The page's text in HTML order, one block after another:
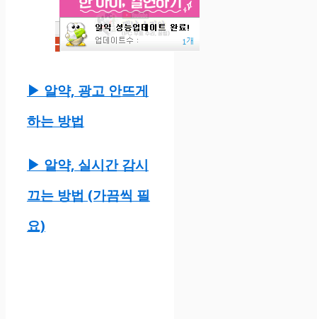
▶ 알약, 광고 안뜨게
하는 방법
▶ 알약, 실시간 감시
끄는 방법 (가끔씩 필
요)